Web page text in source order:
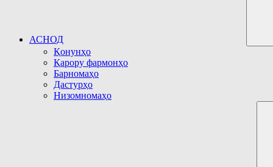
АСНОД
Қонунҳо
Қарору фармонҳо
Барномаҳо
Дастурҳо
Низомномаҳо